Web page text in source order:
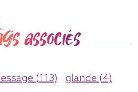
associés
(113)
glande (4)